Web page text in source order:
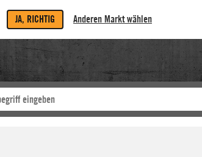
JA, RICHTIG Anderen Markt wählen